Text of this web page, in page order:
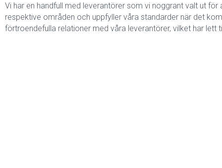
Vi har en handfull med leverantörer som vi noggrant valt ut
respektive områden och uppfyller våra standarder när det
förtroendefulla relationer med våra leverantörer, vilket har